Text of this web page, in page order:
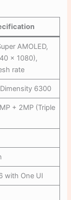
AMOLED,
× 1080),
rate
6300
+ 2MP (Triple
with One UI